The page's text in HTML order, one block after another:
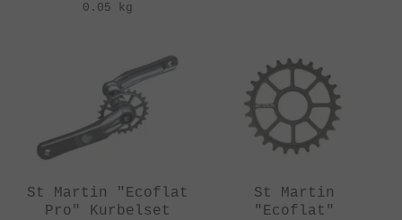
0.05 kg
St Martin "Ecoflat
Pro" Kurbelset
St Martin
"Ecoflat"